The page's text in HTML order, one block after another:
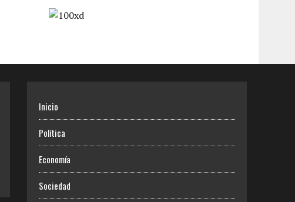
Inicio
Política
Economía
Sociedad